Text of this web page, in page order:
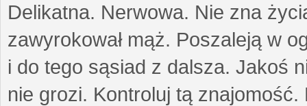
Delikatna. Nerwowa. Nie zna
zawyrokował mąż. Poszaleją w
i do tego sąsiad z dalsza. Jakoś
nie grozi. Kontroluj tą